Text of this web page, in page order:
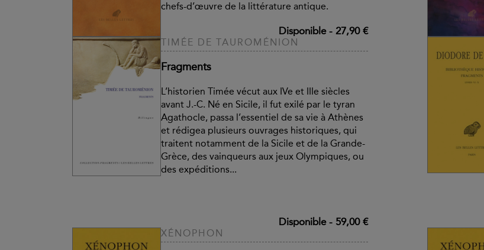
chefs-d’œuvre de la littérature antique.
Disponible- 27,90 €
TIMÉE DE TAUROMÉNION
Fragments
L’historien Timée vécut aux IVe et IIIe siècles
avant J.-C. Né en Sicile, il fut exilé par le tyran
Agathocle, passa l’essentiel de sa vie à Athènes
et rédigea plusieurs ouvrages historiques, qui
traitent notamment de la Sicile et de la Grande-
Grèce, des vainqueurs aux jeux Olympiques, ou
des expéditions...
Disponible- 59,00 €
XÉNOPHON